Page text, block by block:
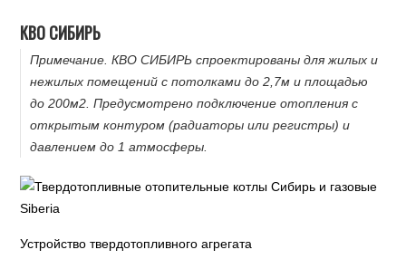
КВО СИБИРЬ
Примечание. КВО СИБИРЬ спроектированы для жилых и
нежилых помещений с потолками до 2,7м и площадью
до 200м2. Предусмотрено подключение отопления с
открытым контуром (радиаторы или регистры) и
давлением до 1 атмосферы.
Устройство твердотопливного агрегата